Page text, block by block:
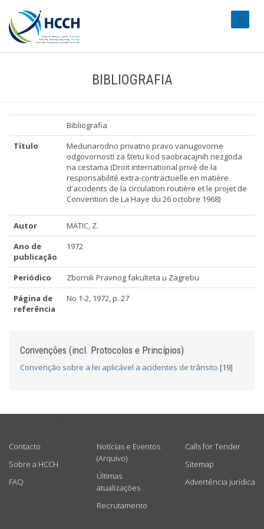
BIBLIOGRAFIA
Bibliografia
Título
Medunarodno privatno pravo vanugovorne
odgovornosti za štetu kod saobracajnih nezgoda
na cestama (Droit international privé de la
responsabilité extra-contractuelle en matière
d'accidents de la circulation routière et le projet de
Convention de La Haye du 26 octobre 1968)
Autor
MATIC, Z.
Ano de
publicação
1972
Periódico
Zbornik Pravnog fakulteta u Zagrebu
Página de
referência
No 1-2, 1972, p. 27
Convenções (incl. Protocolos e Princípios)
Convenção sobre a lei aplicável a acidentes de trânsito [19]
Contacto
Sobre a HCCH
FAQ
Notícias e Eventos
(Arquivo)
Últimas
atualizações
Recrutamento
Calls for Tender
Sitemap
Advertência jurídica